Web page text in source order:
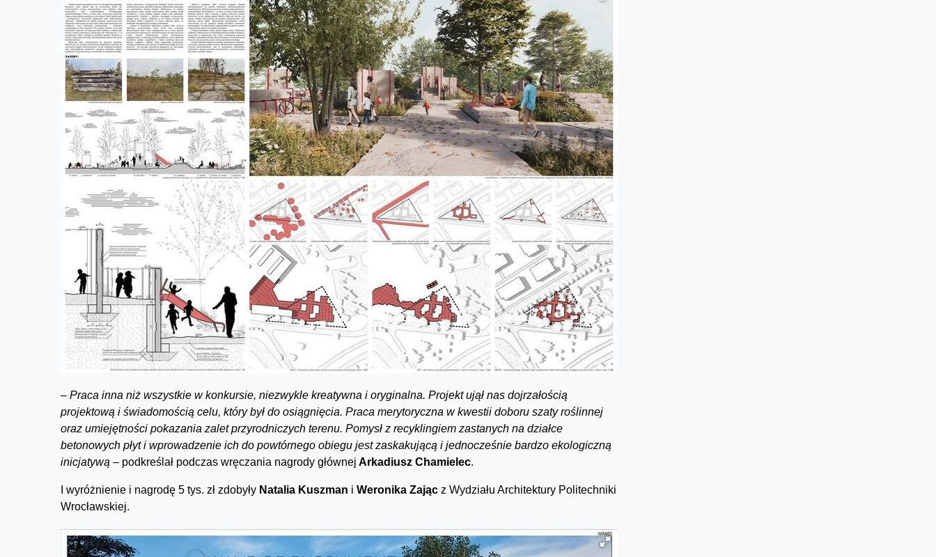
– Praca inna niż wszystkie w konkursie, niezwykle kreatywna i oryginalna. Projekt ujął nas dojrzałością
projektową i świadomością celu, który był do osiągnięcia. Praca merytoryczna w kwestii doboru szaty roślinnej
oraz umiejętności pokazania zalet przyrodniczych terenu. Pomysł z recyklingiem zastanych na działce
betonowych płyt i wprowadzenie ich do powtórnego obiegu jest zaskakującą i jednocześnie bardzo ekologiczną
inicjatywą – podkreślał podczas wręczania nagrody głównej Arkadiusz Chamielec.
I wyróżnienie i nagrodę 5 tys. zł zdobyły Natalia Kuszman i Weronika Zając z Wydziału Architektury Politechniki
Wrocławskiej.